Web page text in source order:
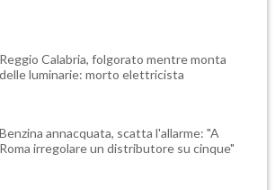
Reggio Calabria, folgorato mentre monta
delle luminarie: morto elettricista
Benzina annacquata, scatta l'allarme: "A
Roma irregolare un distributore su cinque"